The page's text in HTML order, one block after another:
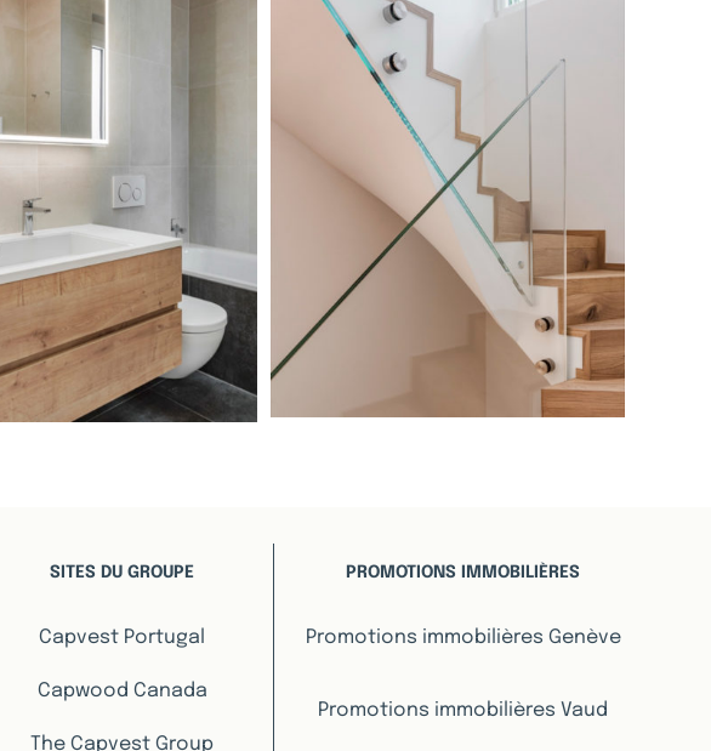
SITES DU GROUPE
Capvest Portugal
Capwood Canada
The Capvest Group
PROMOTIONS IMMOBILIÈRES
Promotions immobilières Genève
Promotions immobilières Vaud